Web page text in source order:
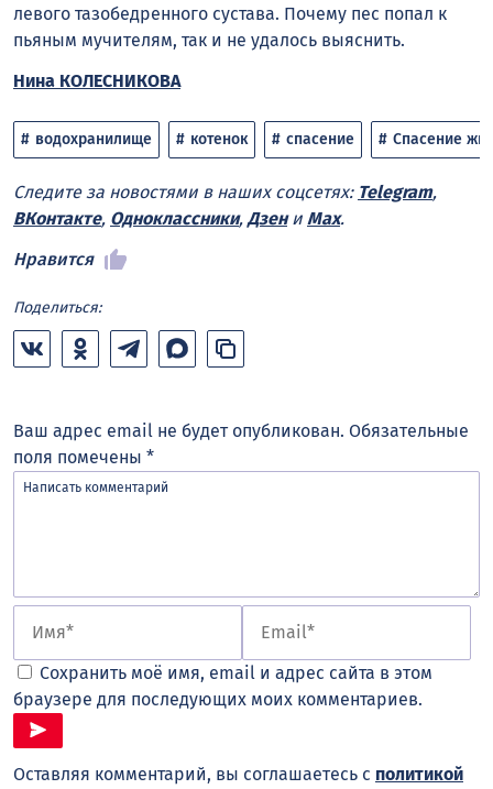
левого тазобедренного сустава. Почему пес попал к
пьяным мучителям, так и не удалось выяснить.
Нина КОЛЕСНИКОВА
водохранилище котенок спасение Спасение
Следите за новостями в наших соцсетях: Telegram,
ВКонтакте, Одноклассники, Дзени Max.
Нравится
Поделиться:
Ваш адрес email не будет опубликован. Обязательные
поля помечены *
Сохранить моё имя, email и адрес сайта в этом
браузере для последующих моих комментариев.
Оставляя комментарий, вы соглашаетесь с политикой